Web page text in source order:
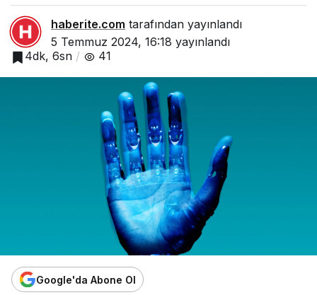
haberite.com tarafından yayınlandı
5 Temmuz 2024, 16:18 yayınlandı
4dk, 6sn
41
Google'da Abone Ol
geçişi
kolaylaştıracak